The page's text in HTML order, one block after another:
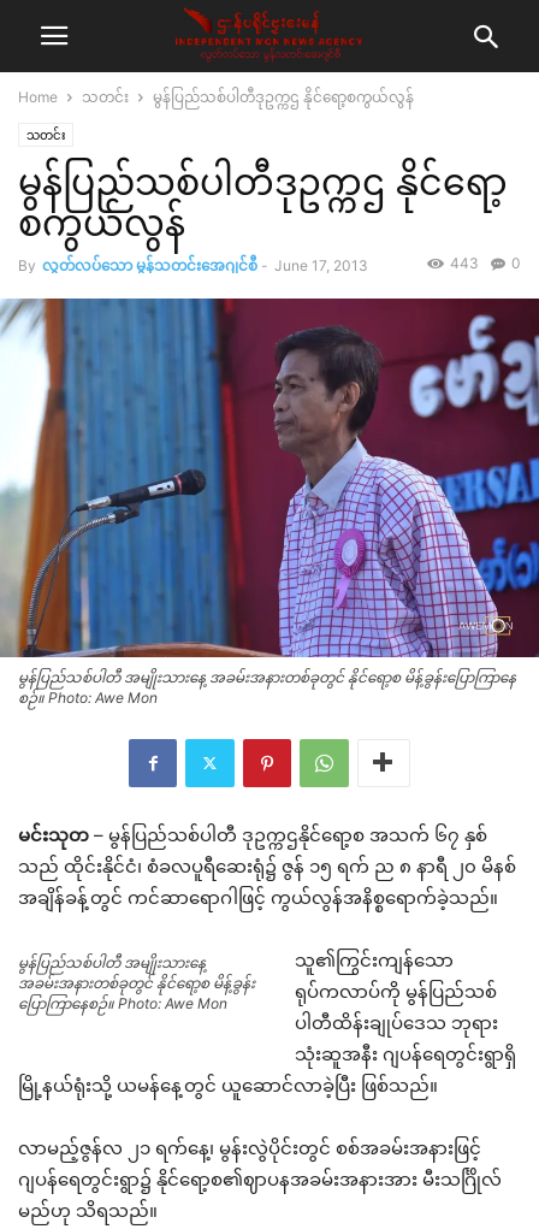
Home သတင်း မွန်ပြည်သစ်ပါတီဒုဥက္ကဌ နိုင်ရော့စကွယ်လွန်
သတင်း
မွန်ပြည်သစ်ပါတီဒုဥက္ကဌ နိုင်ရော့
စကွယ်လွန်
By လွတ်လပ်သော မွန်သတင်းအေဂျင်စီ - June 17, 2013 0
443
မွန်ပြည်သစ်ပါတီ အမျိုးသားနေ့ အခမ်းအနားတစ်ခုတွင် နိုင်ရော့စ မိန့်ခွန်းပြောကြာနေ
စဉ်။ Photo: Awe Mon
မင်းသုတ – မွန်ပြည်သစ်ပါတီ ဒုဥက္ကဌနိုင်ရော့စ အသက် ၆၇ နှစ်
သည် ထိုင်းနိုင်ငံ၊ စံခလပူရီဆေးရုံ၌ ဇွန် ၁၅ ရက် ည ၈ နာရီ ၂၀ မိနစ်
အချိန်ခန့်တွင် ကင်ဆာရောဂါဖြင့် ကွယ်လွန်အနိစ္စရောက်ခဲ့သည်။
မွန်ပြည်သစ်ပါတီ အမျိုးသားနေ့
အခမ်းအနားတစ်ခုတွင် နိုင်ရော့စ မိန့်ခွန်း
ပြောကြာနေစဉ်။ Photo: Awe Mon
သူ၏ကြွင်းကျန်သော
ရုပ်ကလာပ်ကို မွန်ပြည်သစ်
ပါတီထိန်းချုပ်ဒေသ ဘုရား
သုံးဆူအနီး ဂျပန်ရေတွင်းရွာရှိ
မြို့နယ်ရုံးသို့ ယမန်နေ့တွင် ယူဆောင်လာခဲ့ပြီး ဖြစ်သည်။
လာမည့်ဇွန်လ ၂၁ ရက်နေ့၊ မွန်းလွဲပိုင်းတွင် စစ်အခမ်းအနားဖြင့်
ဂျပန်ရေတွင်းရွာ၌ နိုင်ရော့စ၏ဈာပနအခမ်းအနားအား မီးသင်္ဂြိုလ်
မည်ဟု သိရသည်။